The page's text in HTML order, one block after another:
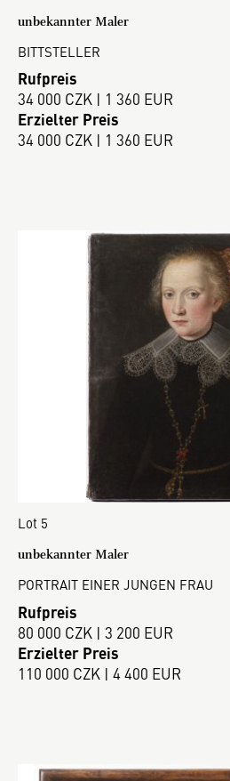
unbekannter Maler
BITTSTELLER
Rufpreis
34 000 CZK | 1 360 EUR
Erzielter Preis
34 000 CZK | 1 360 EUR
Lot 5
unbekannter Maler
PORTRAIT EINER JUNGEN FRAU
Rufpreis
80 000 CZK | 3 200 EUR
Erzielter Preis
110 000 CZK | 4 400 EUR